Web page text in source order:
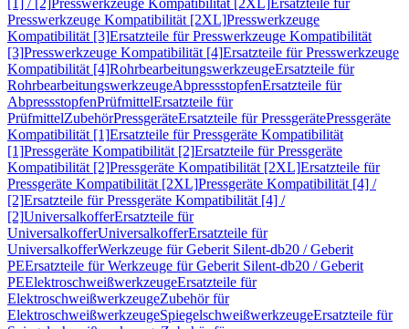
[1] / [2]Presswerkzeuge Kompatibilität [2XL]Ersatzteile für
Presswerkzeuge Kompatibilität [2XL]Presswerkzeuge
Kompatibilität [3]Ersatzteile für Presswerkzeuge Kompatibilität
[3]Presswerkzeuge Kompatibilität [4]Ersatzteile für Presswerkzeuge
Kompatibilität [4]RohrbearbeitungswerkzeugeErsatzteile für
RohrbearbeitungswerkzeugeAbpressstopfenErsatzteile für
AbpressstopfenPrüfmittelErsatzteile für
PrüfmittelZubehörPressgeräteErsatzteile für PressgerätePressgeräte
Kompatibilität [1]Ersatzteile für Pressgeräte Kompatibilität
[1]Pressgeräte Kompatibilität [2]Ersatzteile für Pressgeräte
Kompatibilität [2]Pressgeräte Kompatibilität [2XL]Ersatzteile für
Pressgeräte Kompatibilität [2XL]Pressgeräte Kompatibilität [4] /
[2]Ersatzteile für Pressgeräte Kompatibilität [4] /
[2]UniversalkofferErsatzteile für
UniversalkofferUniversalkofferErsatzteile für
UniversalkofferWerkzeuge für Geberit Silent-db20 / Geberit
PEErsatzteile für Werkzeuge für Geberit Silent-db20 / Geberit
PEElektroschweißwerkzeugeErsatzteile für
ElektroschweißwerkzeugeZubehör für
ElektroschweißwerkzeugeSpiegelschweißwerkzeugeErsatzteile für